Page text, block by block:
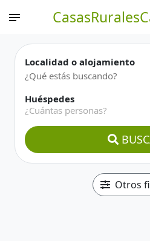
Localidad o alojamiento
Huéspedes
¿Cuántas personas?
Otros